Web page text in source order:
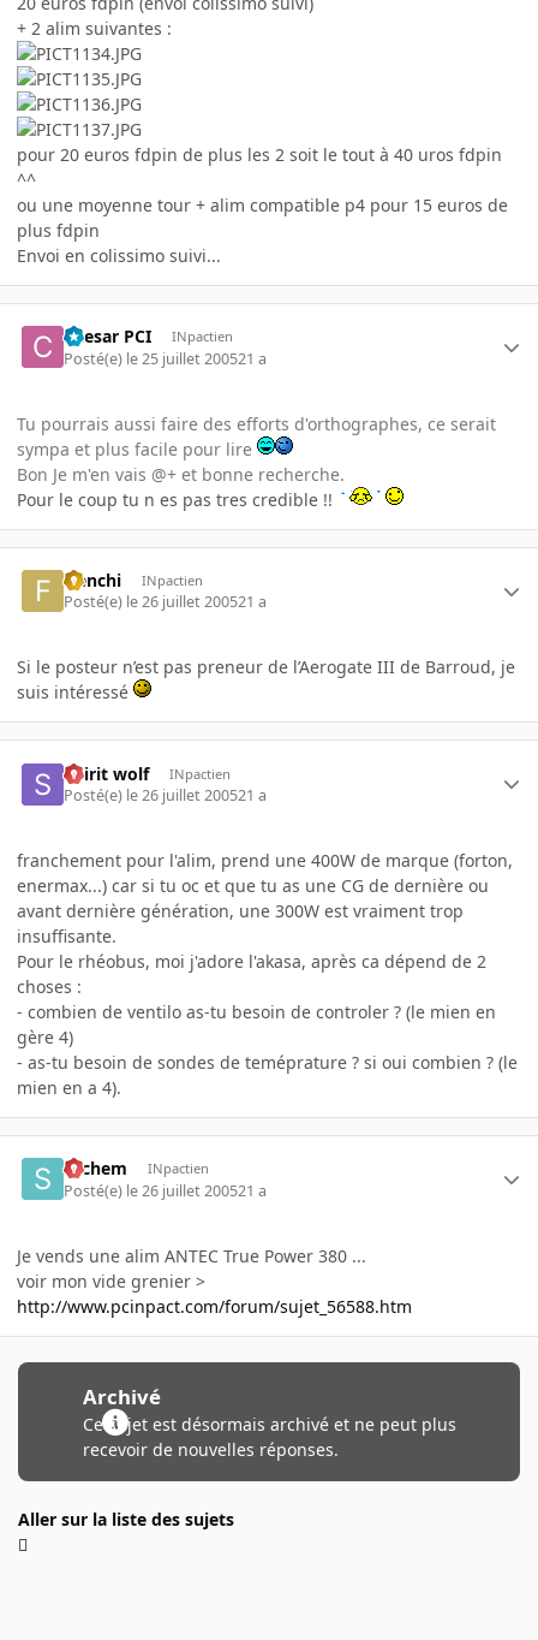
+ 2 alim suivantes :
pour 20 euros fdpin de plus les 2 soit le tout à 40 uros fdpin
^^
ou une moyenne tour + alim compatible p4 pour 15 euros de
plus fdpin
Envoi en colissimo suivi...
Caesar PCI INpactien
Posté(e) le 25 juillet 200521 a
Tu pourrais aussi faire des efforts d'orthographes, ce serait
sympa et plus facile pour lire
Bon Je m'en vais @+ et bonne recherche.
Pour le coup tu n es pas tres credible !!
frenchi INpactien
Posté(e) le 26 juillet 200521 a
Si le posteur n’est pas preneur de l’Aerogate III de Barroud, je
suis intéressé
Spirit wolf INpactien
Posté(e) le 26 juillet 200521 a
franchement pour l'alim, prend une 400W de marque (forton,
enermax...) car si tu oc et que tu as une CG de dernière ou
avant dernière génération, une 300W est vraiment trop
insuffisante.
Pour le rhéobus, moi j'adore l'akasa, après ca dépend de 2
choses :
- combien de ventilo as-tu besoin de controler ? (le mien en
gère 4)
- as-tu besoin de sondes de teméprature ? si oui combien ? (le
mien en a 4).
sachem INpactien
Posté(e) le 26 juillet 200521 a
Je vends une alim ANTEC True Power 380 ...
voir mon vide grenier >
http://www.pcinpact.com/forum/sujet_56588.htm
Archivé
Ce sujet est désormais archivé et ne peut plus
recevoir de nouvelles réponses.
Aller sur la liste des sujets